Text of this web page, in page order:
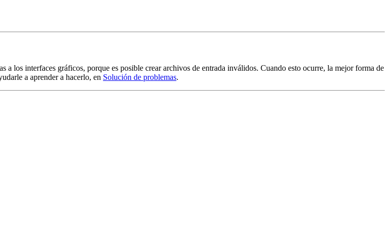
a los interfaces gráficos, porque es posible crear archivos de entrada inválidos. Cuando esto ocurre, la mejor forma de
a aprender a hacerlo, en Solución de problemas.